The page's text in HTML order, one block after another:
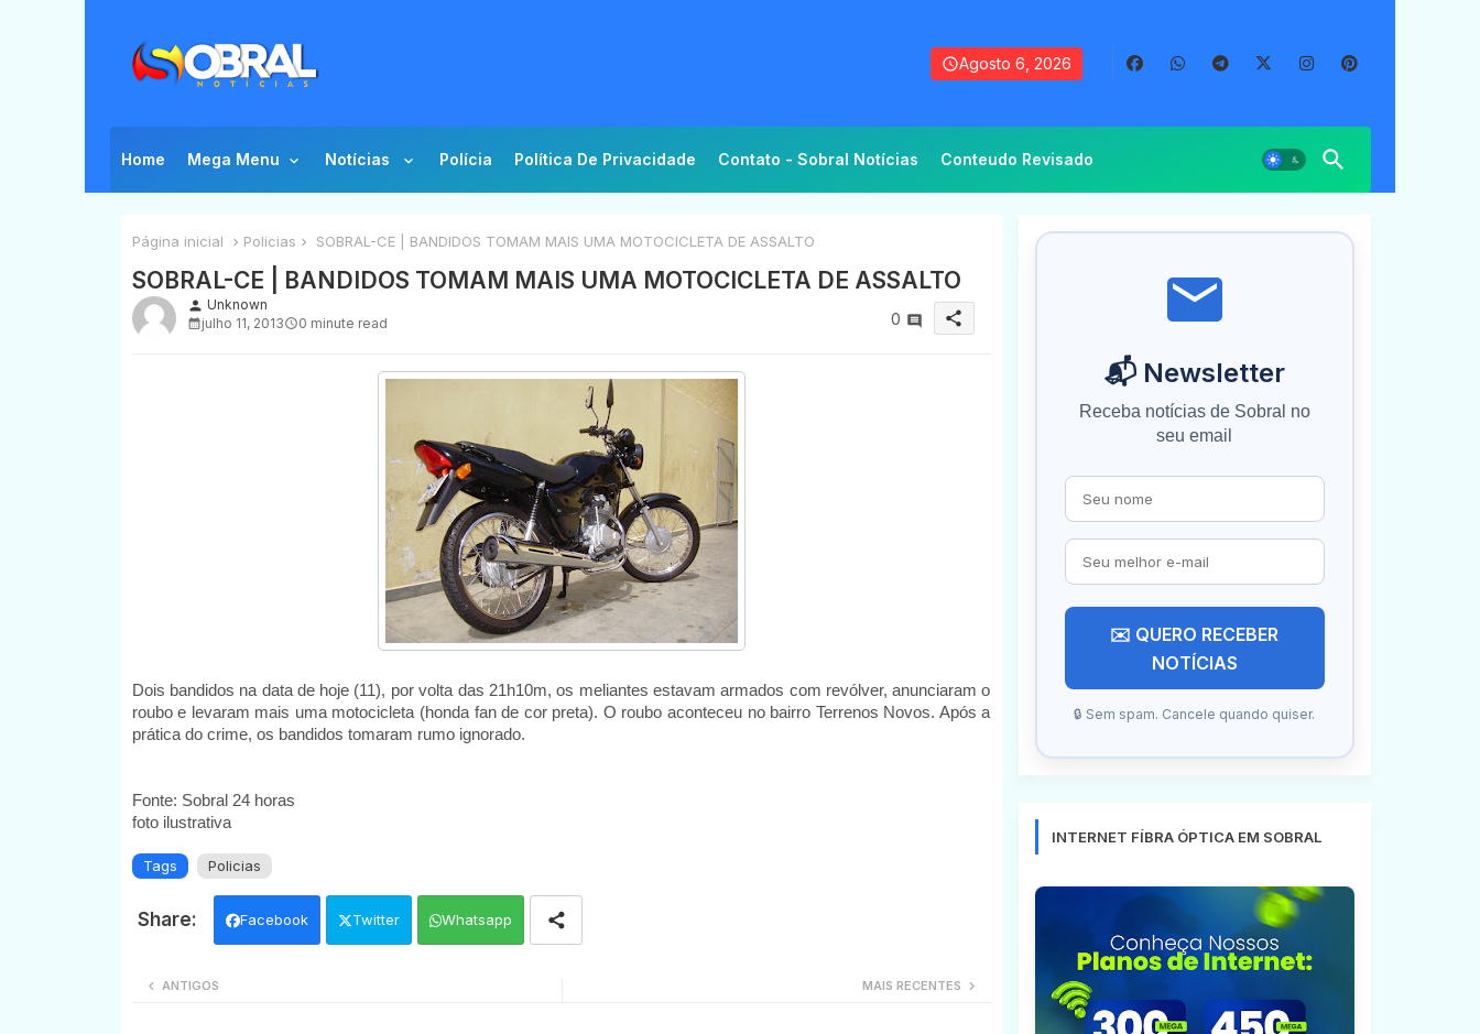
Agosto 6, 2026
Home Mega Menu Notícias Polícia Política De Privacidade Contato - Sobral Notícias Conteudo Revisado
Página inicial Policias SOBRAL-CE | BANDIDOS TOMAM MAIS UMA MOTOCICLETA DE ASSALTO
SOBRAL-CE | BANDIDOS TOMAM MAIS UMA MOTOCICLETA DE ASSALTO
person Unknown
julho 11, 2013
0 minute read 0 share
Dois bandidos na data de hoje (11), por volta das 21h10m, os meliantes estavam armados com revólver, anunciaram o
roubo e levaram mais uma motocicleta (honda fan de cor preta). O roubo aconteceu no bairro Terrenos Novos. Após a
prática do crime, os bandidos tomaram rumo ignorado.
Fonte: Sobral 24 horas
foto ilustrativa
Tags Policias
Facebook Twitter Whatsapp
MAIS RECENTES
ANTIGOS
📬 Newsletter
Receba notícias de Sobral no
seu email
✉️ QUERO RECEBER
NOTÍCIAS
🔒 Sem spam. Cancele quando quiser.
INTERNET FÍBRA ÓPTICA EM SOBRAL